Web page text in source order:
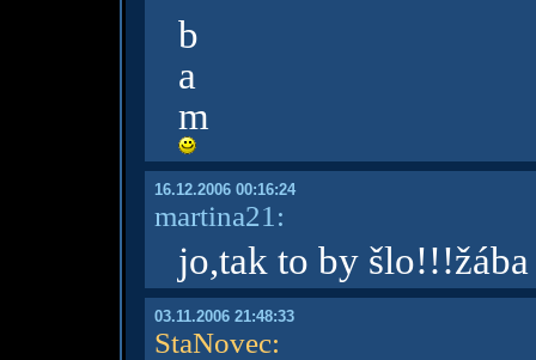
b
a
m
16.12.2006 00:16:24
martina21:
jo,tak to by šlo!!!žába
03.11.2006 21:48:33
StaNovec: